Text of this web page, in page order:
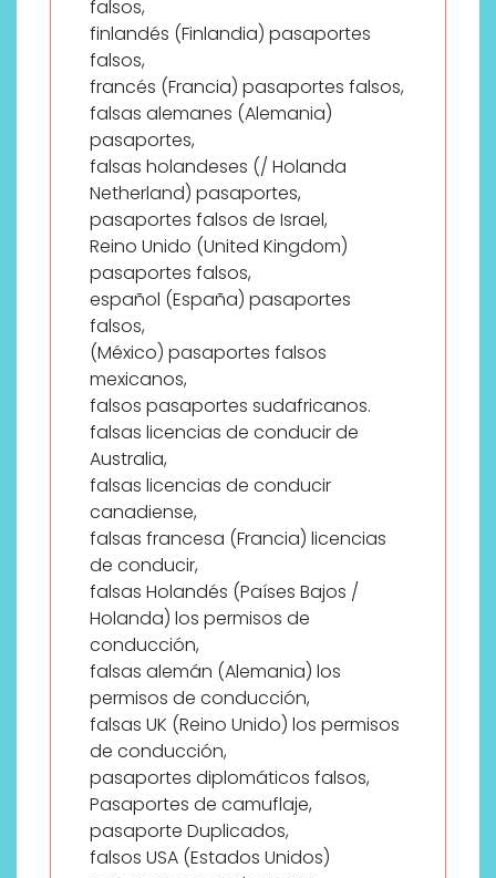
falsos,
finlandés (Finlandia) pasaportes
falsos,
francés (Francia) pasaportes falsos,
falsas alemanes (Alemania)
pasaportes,
falsas holandeses (/ Holanda
Netherland) pasaportes,
pasaportes falsos de Israel,
Reino Unido (United Kingdom)
pasaportes falsos,
español (España) pasaportes
falsos,
(México) pasaportes falsos
mexicanos,
falsos pasaportes sudafricanos.
falsas licencias de conducir de
Australia,
falsas licencias de conducir
canadiense,
falsas francesa (Francia) licencias
de conducir,
falsas Holandés (Países Bajos /
Holanda) los permisos de
conducción,
falsas alemán (Alemania) los
permisos de conducción,
falsas UK (Reino Unido) los permisos
de conducción,
pasaportes diplomáticos falsos,
Pasaportes de camuflaje,
pasaporte Duplicados,
falsos USA (Estados Unidos)